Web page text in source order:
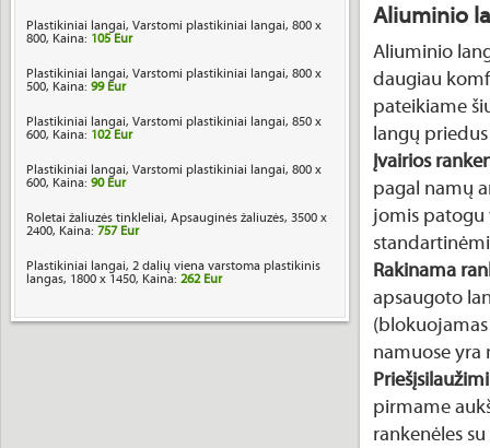
Plastikiniai langai, Varstomi plastikiniai langai, 800 x
800, Kaina: 105 Eur
Plastikiniai langai, Varstomi plastikiniai langai, 800 x
500, Kaina: 99 Eur
Plastikiniai langai, Varstomi plastikiniai langai, 850 x
600, Kaina: 102 Eur
Plastikiniai langai, Varstomi plastikiniai langai, 800 x
600, Kaina: 90 Eur
Roletai žaliuzės tinkleliai, Apsauginės žaliuzės, 3500 x
2400, Kaina: 757 Eur
Plastikiniai langai, 2 dalių viena varstoma plastikinis
langas, 1800 x 1450, Kaina: 262 Eur
Aliuminio
Aliuminio
daugiau
pateikiame
langų
Įvairios
pagal namų
jomis patogu
Rakinama
apsaugoto
namuose yra
pirmame
rankenėles